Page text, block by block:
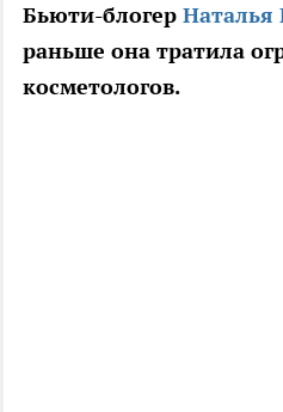
Бьюти-блогер Наталья
раньше она тратила
косметологов.